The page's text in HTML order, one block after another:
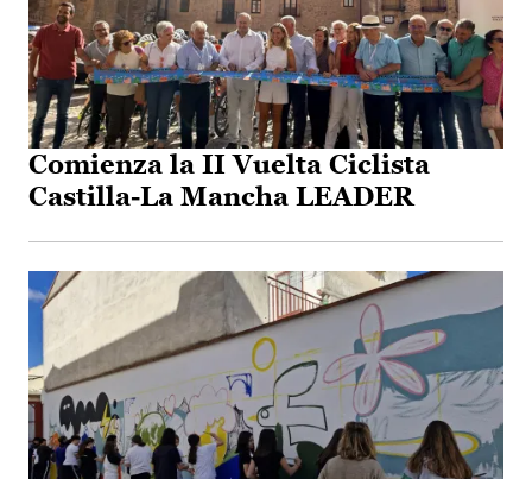
Comienza la II Vuelta Ciclista
Castilla-La Mancha LEADER